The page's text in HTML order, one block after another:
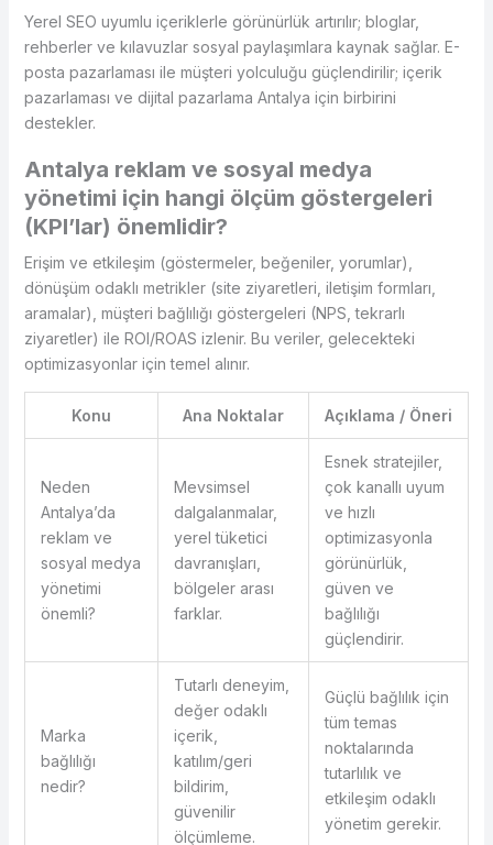
Yerel SEO uyumlu içeriklerle görünürlük artırılır; bloglar,
rehberler ve kılavuzlar sosyal paylaşımlara kaynak sağlar. E-
posta pazarlaması ile müşteri yolculuğu güçlendirilir; içerik
pazarlaması ve dijital pazarlama Antalya için birbirini
destekler.
Antalya reklam ve sosyal medya
yönetimi için hangi ölçüm göstergeleri
(KPI’lar) önemlidir?
Erişim ve etkileşim (göstermeler, beğeniler, yorumlar),
dönüşüm odaklı metrikler (site ziyaretleri, iletişim formları,
aramalar), müşteri bağlılığı göstergeleri (NPS, tekrarlı
ziyaretler) ile ROI/ROAS izlenir. Bu veriler, gelecekteki
optimizasyonlar için temel alınır.
Konu Ana Noktalar Açıklama / Öneri
Neden
Antalya’da
reklam ve
sosyal medya
yönetimi
önemli?
Mevsimsel
dalgalanmalar,
yerel tüketici
davranışları,
bölgeler arası
farklar.
Esnek stratejiler,
çok kanallı uyum
ve hızlı
optimizasyonla
görünürlük,
güven ve
bağlılığı
güçlendirir.
Marka
bağlılığı
nedir?
Tutarlı deneyim,
değer odaklı
içerik,
katılım/geri
bildirim,
güvenilir
ölçümleme.
Güçlü bağlılık için
tüm temas
noktalarında
tutarlılık ve
etkileşim odaklı
yönetim gerekir.